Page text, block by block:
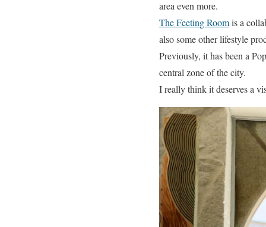
area even more.
The Feeting Roomis a
also some other lifestyle
Previously, it has been a
central zone of the city.
I really think it deserves a